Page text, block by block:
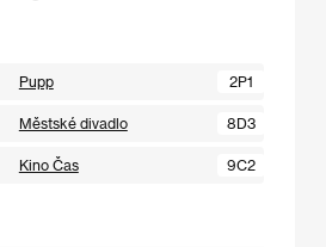
Pupp 2P1
Městské divadlo 8D3
Kino Čas 9C2